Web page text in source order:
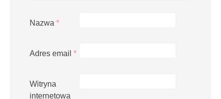
Nazwa *
Adres email *
Witryna
internetowa